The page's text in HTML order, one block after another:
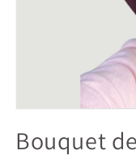
multimedia
1Bouquet